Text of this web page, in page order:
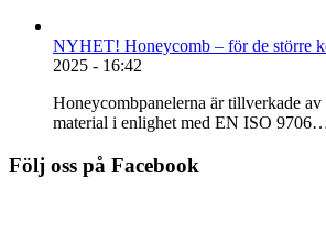
NYHET! Honeycomb – för de större
2025 - 16:42
Honeycombpanelerna är tillverkade
material i enlighet med EN ISO
Följ oss på Facebook